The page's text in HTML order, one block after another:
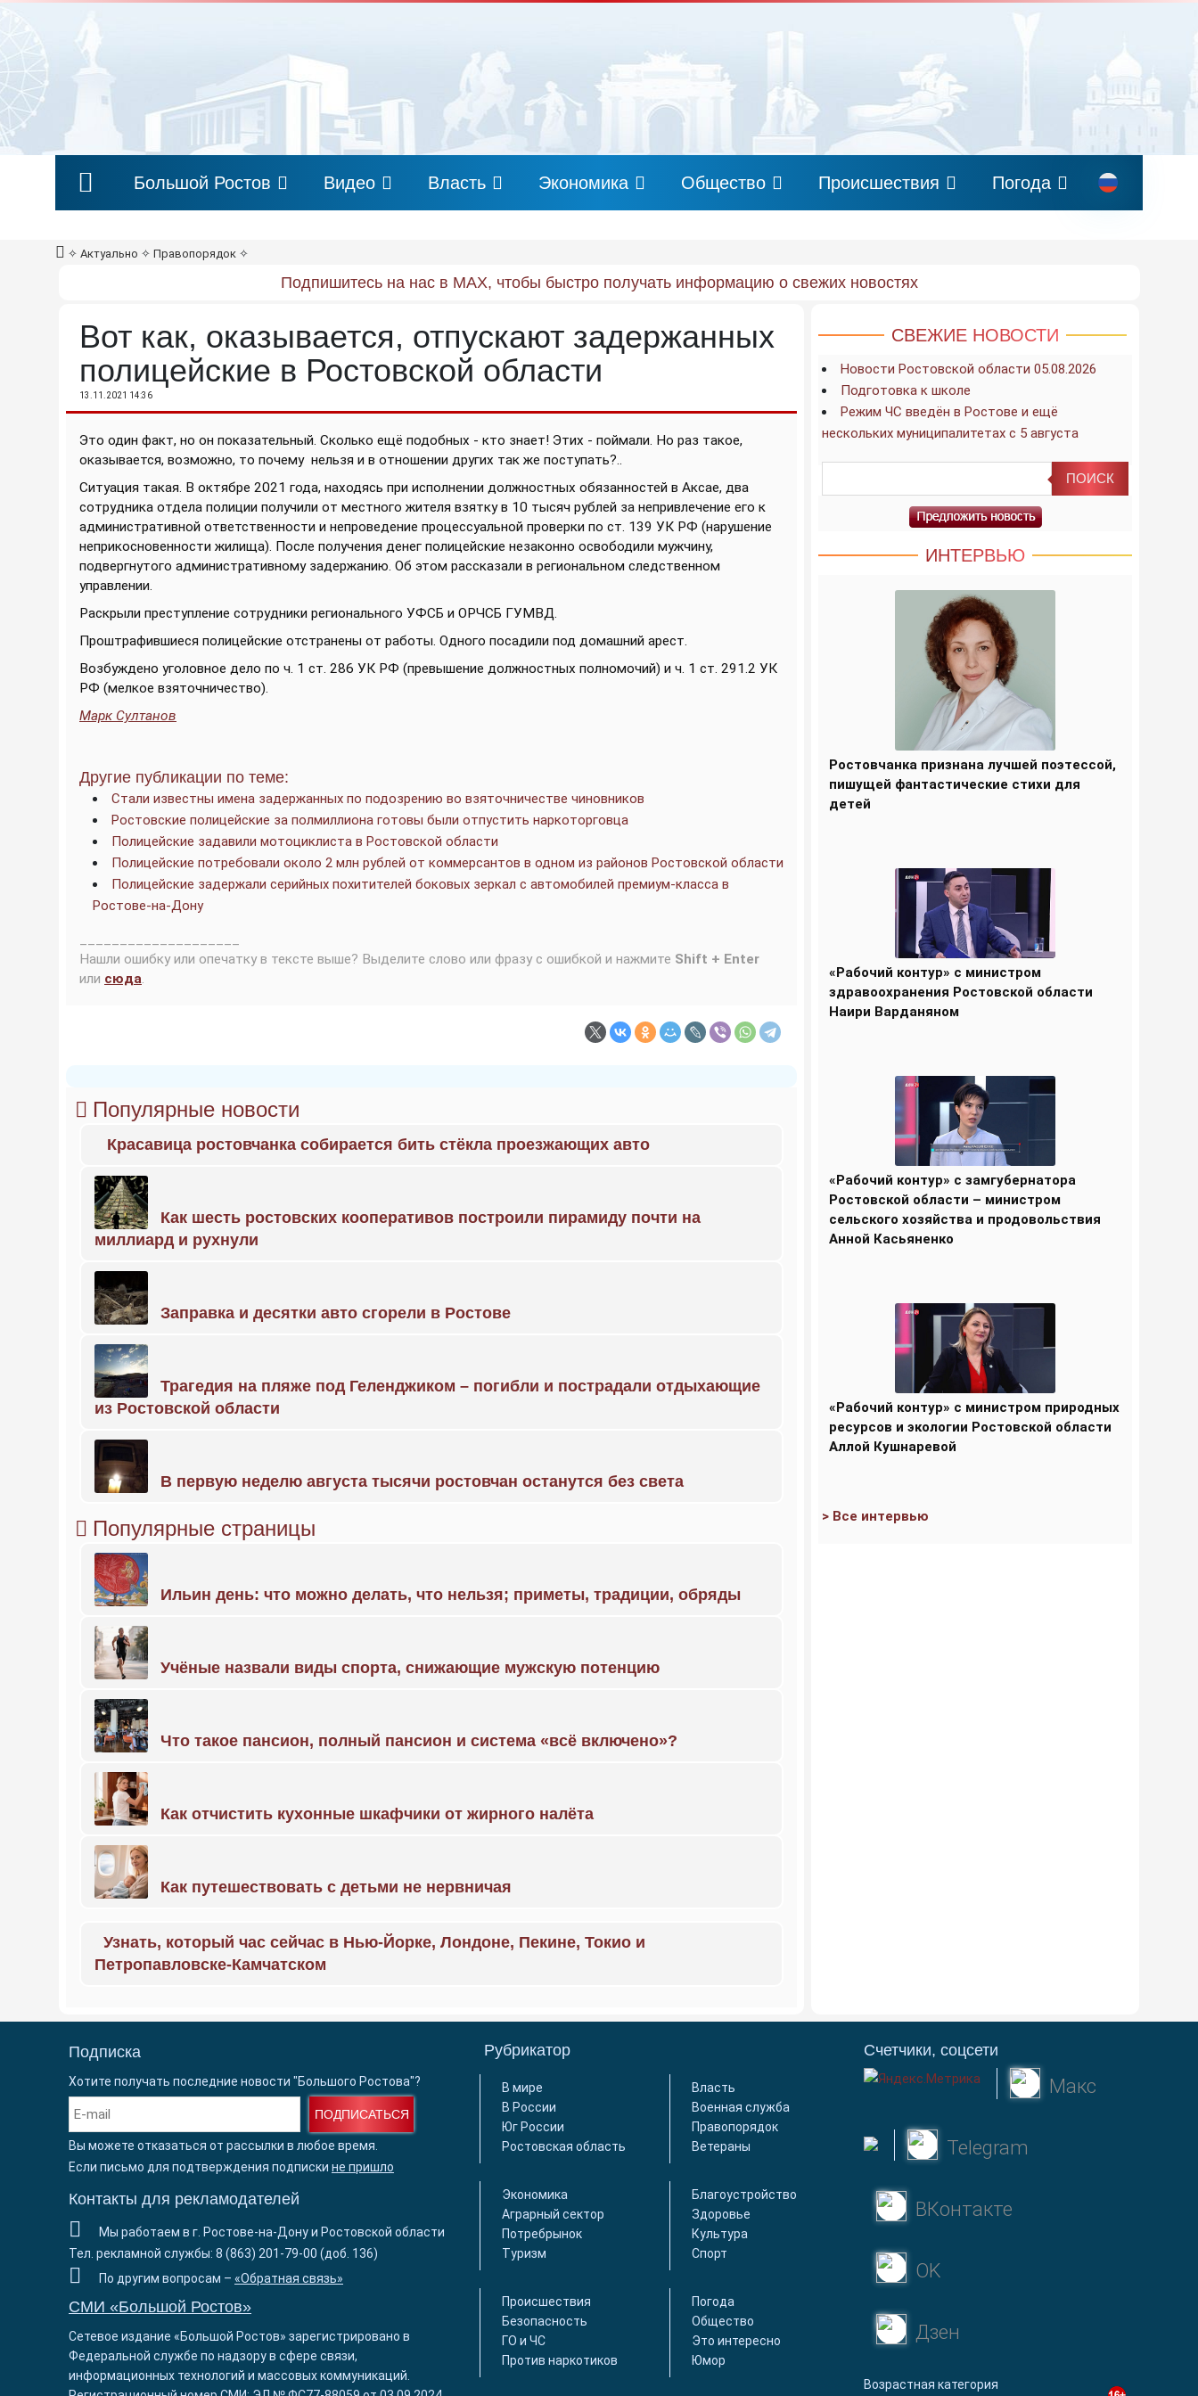
Большой Ростов Видео Власть Экономика Общество Происшествия Погода
✧ Актуально ✧ Правопорядок ✧
Подпишитесь на нас в MAX, чтобы быстро получать информацию о свежих новостях
Вот как, оказывается, отпускают задержанных
полицейские в Ростовской области
13.11.2021 14:36
Это один факт, но он показательный. Сколько ещё подобных - кто знает! Этих - поймали. Но раз такое,
оказывается, возможно, то почему нельзя и в отношении других так же поступать?..
Ситуация такая. В октябре 2021 года, находясь при исполнении должностных обязанностей в Аксае, два
сотрудника отдела полиции получили от местного жителя взятку в 10 тысяч рублей за непривлечение его к
административной ответственности и непроведение процессуальной проверки по ст. 139 УК РФ (нарушение
неприкосновенности жилища). После получения денег полицейские незаконно освободили мужчину,
подвергнутого административному задержанию. Об этом рассказали в региональном следственном
управлении.
Раскрыли преступление сотрудники регионального УФСБ и ОРЧСБ ГУМВД.
Проштрафившиеся полицейские отстранены от работы. Одного посадили под домашний арест.
Возбуждено уголовное дело по ч. 1 ст. 286 УК РФ (превышение должностных полномочий) и ч. 1 ст. 291.2 УК
РФ (мелкое взяточничество).
Марк Султанов
Другие публикации по теме:
Стали известны имена задержанных по подозрению во взяточничестве чиновников
Ростовские полицейские за полмиллиона готовы были отпустить наркоторговца
Полицейские задавили мотоциклиста в Ростовской области
Полицейские потребовали около 2 млн рублей от коммерсантов в одном из районов Ростовской области
Полицейские задержали серийных похитителей боковых зеркал с автомобилей премиум-класса в
Ростове-на-Дону
Нашли ошибку или опечатку в тексте выше? Выделите слово или фразу с ошибкой и нажмите Shift + Enter
или сюда.
Популярные новости
Красавица ростовчанка собирается бить стёкла проезжающих авто
Как шесть ростовских кооперативов построили пирамиду почти на
миллиард и рухнули
Заправка и десятки авто сгорели в Ростове
Трагедия на пляже под Геленджиком – погибли и пострадали отдыхающие
из Ростовской области
В первую неделю августа тысячи ростовчан останутся без света
Популярные страницы
Ильин день: что можно делать, что нельзя; приметы, традиции, обряды
Учёные назвали виды спорта, снижающие мужскую потенцию
Что такое пансион, полный пансион и система «всё включено»?
Как отчистить кухонные шкафчики от жирного налёта
Как путешествовать с детьми не нервничая
Узнать, который час сейчас в Нью-Йорке, Лондоне, Пекине, Токио и
Петропавловске-Камчатском
СВЕЖИЕ НОВОСТИ
Новости Ростовской области 05.08.2026
Подготовка к школе
Режим ЧС введён в Ростове и ещё
нескольких муниципалитетах с 5 августа
ИНТЕРВЬЮ
Ростовчанка признана лучшей поэтессой,
пишущей фантастические стихи для
детей
«Рабочий контур» с министром
здравоохранения Ростовской области
Наири Варданяном
«Рабочий контур» с замгубернатора
Ростовской области – министром
сельского хозяйства и продовольствия
Анной Касьяненко
«Рабочий контур» с министром природных
ресурсов и экологии Ростовской области
Аллой Кушнаревой
> Все интервью
Подписка
Хотите получать последние новости "Большого Ростова"?
ПОДПИСАТЬСЯ
Вы можете отказаться от рассылки в любое время.
Если письмо для подтверждения подписки не пришло
Контакты для рекламодателей
Мы работаем в г. Ростове-на-Дону и Ростовской области
Тел. рекламной службы: 8 (863) 201-79-00 (доб. 136)
По другим вопросам – «Обратная связь»
СМИ «Большой Ростов»
Сетевое издание «Большой Ростов» зарегистрировано в
Федеральной службе по надзору в сфере связи,
информационных технологий и массовых коммуникаций.
Рубрикатор
В мире
В России
Юг России
Ростовская область
Власть
Военная служба
Правопорядок
Ветераны
Экономика
Аграрный сектор
Потребрынок
Туризм
Благоустройство
Здоровье
Культура
Спорт
Происшествия
Безопасность
ГО и ЧС
Против наркотиков
Погода
Общество
Это интересно
Юмор
Счетчики, соцсети
Макс
Telegram
ВКонтакте
OK
Дзен
Возрастная категория